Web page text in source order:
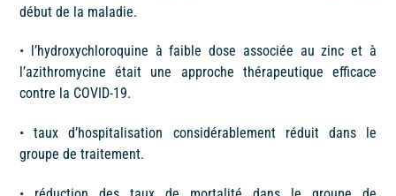
début de la maladie.
• l’hydroxychloroquine à faible dose associée au zinc et à
l’azithromycine était une approche thérapeutique efficace
contre la COVID-19.
• taux d’hospitalisation considérablement réduit dans le
groupe de traitement.